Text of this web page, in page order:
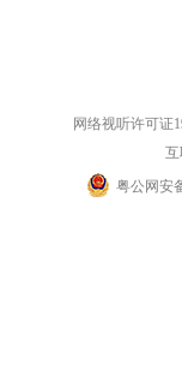
网络视听许可证
互
粤公网安